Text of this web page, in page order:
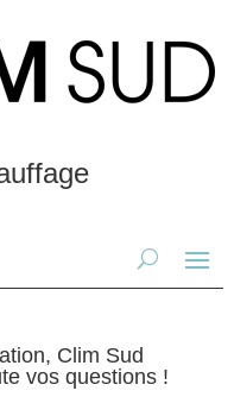
Clim Sud
vos questions !